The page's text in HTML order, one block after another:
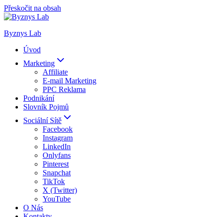
Přeskočit na obsah
Byznys Lab
Úvod
Marketing
Affiliate
E-mail Marketing
PPC Reklama
Podnikání
Slovník Pojmů
Sociální Sítě
Facebook
Instagram
LinkedIn
Onlyfans
Pinterest
Snapchat
TikTok
X (Twitter)
YouTube
O Nás